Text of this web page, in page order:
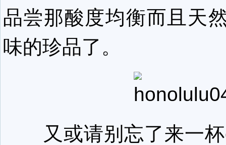
品尝那酸度均衡而且天
味的珍品了。
又或请别忘了来一杯